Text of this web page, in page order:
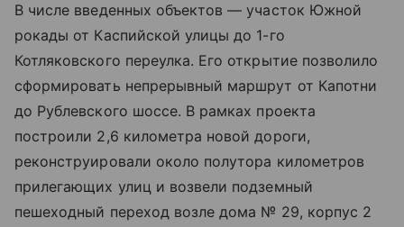
В числе введенных объектов — участок Южной
рокады от Каспийской улицы до 1-го
Котляковского переулка. Его открытие позволило
сформировать непрерывный маршрут от Капотни
до Рублевского шоссе. В рамках проекта
построили 2,6 километра новой дороги,
реконструировали около полутора километров
прилегающих улиц и возвели подземный
пешеходный переход возле дома № 29, корпус 2